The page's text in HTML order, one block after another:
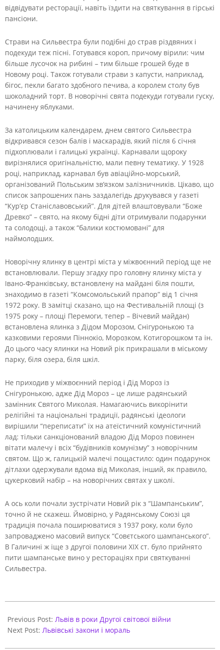
відвідувати ресторації, навіть їздити на святкування в гірські
пансіони.
Страви на Сильвестра були подібні до страв різдвяних і
подекуди теж пісні. Готувався короп, причому вірили: чим
більше лусочок на рибині – тим більше грошей буде в
Новому році. Також готували страви з капусти, наприклад,
бігос, пекли багато здобного печива, а королем столу був
шоколадний торт. В новорічні свята подекуди готували гуску,
начинену яблуками.
За католицьким календарем, днем святого Сильвестра
відкривався сезон балів і маскарадів, який після 6 січня
підхоплювали і галицькі українці. Карнавали щороку
вирізнялися оригінальністю, мали певну тематику. У 1928
році, наприклад, карнавал був авіаційно-морський,
організований Польським зв’язком залізничників. Цікаво, що
список запрошених пань заздалегідь друкувався у газеті
“Кур’єр Станіславовський”. Для дітей влаштовували “Боже
Древко” – свято, на якому бідні діти отримували подарунки
та солодощі, а також “балики костюмовані” для
наймолодших.
Новорічну ялинку в центрі міста у міжвоєнний період ще не
встановлювали. Першу згадку про головну ялинку міста у
Івано-Франківську, встановлену на майдані біля пошти,
знаходимо в газеті “Комсомольський прапор” від 1 січня
1972 року. В замітці сказано, що на Фестивальній площі (з
1975 року – площі Перемоги, тепер – Вічевий майдан)
встановлена ялинка з Дідом Морозом, Снігуронькою та
казковими героями Піннокіо, Морозком, Котигорошком та ін.
До цього часу ялинки на Новий рік прикрашали в міському
парку, біля озера, біля шкіл.
Не приходив у міжвоєнний період і Дід Мороз із
Снігуронькою, адже Дід Мороз – це лише радянський
замінник Святого Миколая. Намагаючись викорінити
релігійні та національні традиції, радянські ідеологи
вирішили “переписати” їх на атеїстичний комуністичний
лад: тільки санкціонований владою Дід Мороз повинен
вітати малечу і всіх “будівників комунізму” з новорічним
святом. Що ж, галицькій малечі пощастило: один подарунок
дітлахи одержували вдома від Миколая, інший, як правило,
цукерковий набір – на новорічних святах у школі.
А ось коли почали зустрічати Новий рік з “Шампанським”,
точно й не скажеш. Ймовірно, у Радянському Союзі ця
традиція почала поширюватися з 1937 року, коли було
запроваджено масовий випуск “Совєтського шампанського”.
В Галичині ж іще з другої половини ХІХ ст. було прийнято
пити шампанське вино у рестораціях при святкуванні
Сильвестра.
12-
11
Previous Post: Львів в роки Другої світової війни
Next Post: Львівські закони і мораль